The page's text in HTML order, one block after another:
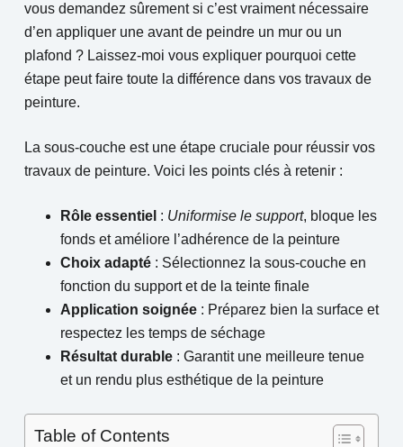
vous demandez sûrement si c’est vraiment nécessaire
d’en appliquer une avant de peindre un mur ou un
plafond ? Laissez-moi vous expliquer pourquoi cette
étape peut faire toute la différence dans vos travaux de
peinture.
La sous-couche est une étape cruciale pour réussir vos
travaux de peinture. Voici les points clés à retenir :
Rôle essentiel : Uniformise le support, bloque les
fonds et améliore l’adhérence de la peinture
Choix adapté: Sélectionnez la sous-couche en
fonction du support et de la teinte finale
Application soignée: Préparez bien la surface et
respectez les temps de séchage
Résultat durable: Garantit une meilleure tenue
et un rendu plus esthétique de la peinture
Table of Contents